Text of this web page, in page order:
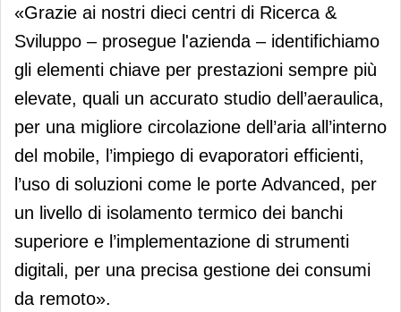
«Grazie ai nostri dieci centri di Ricerca &
Sviluppo – prosegue l'azienda – identifichiamo
gli elementi chiave per prestazioni sempre più
elevate, quali un accurato studio dell’aeraulica,
per una migliore circolazione dell’aria all’interno
del mobile, l’impiego di evaporatori efficienti,
l’uso di soluzioni come le porte Advanced, per
un livello di isolamento termico dei banchi
superiore e l’implementazione di strumenti
digitali, per una precisa gestione dei consumi
da remoto».